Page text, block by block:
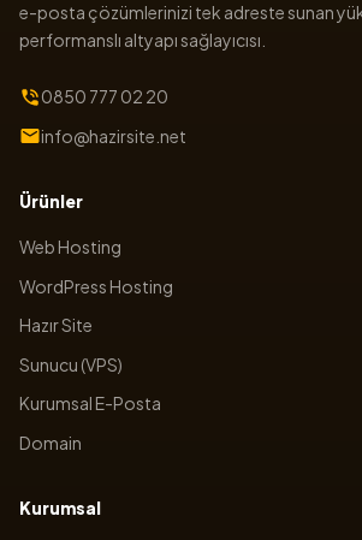
e-posta çözümlerinizi tek adreste sunan
performanslı altyapı sağlayıcısı.
0850 777 02 20
info@hazirsite.net
Ürünler
Web Hosting
WordPress Hosting
Hazır Site
Sunucu (VPS)
Kurumsal E-Posta
Domain
Kurumsal